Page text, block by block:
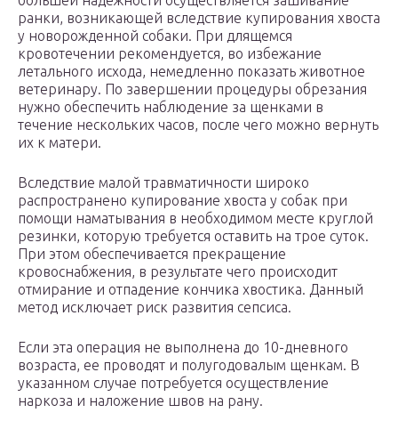
ранки, возникающей вследствие купирования хвоста
у новорожденной собаки. При длящемся
кровотечении рекомендуется, во избежание
летального исхода, немедленно показать животное
ветеринару. По завершении процедуры обрезания
нужно обеспечить наблюдение за щенками в
течение нескольких часов, после чего можно вернуть
их к матери.
Вследствие малой травматичности широко
распространено купирование хвоста у собак при
помощи наматывания в необходимом месте круглой
резинки, которую требуется оставить на трое суток.
При этом обеспечивается прекращение
кровоснабжения, в результате чего происходит
отмирание и отпадение кончика хвостика. Данный
метод исключает риск развития сепсиса.
Если эта операция не выполнена до 10-дневного
возраста, ее проводят и полугодовалым щенкам. В
указанном случае потребуется осуществление
наркоза и наложение швов на рану.